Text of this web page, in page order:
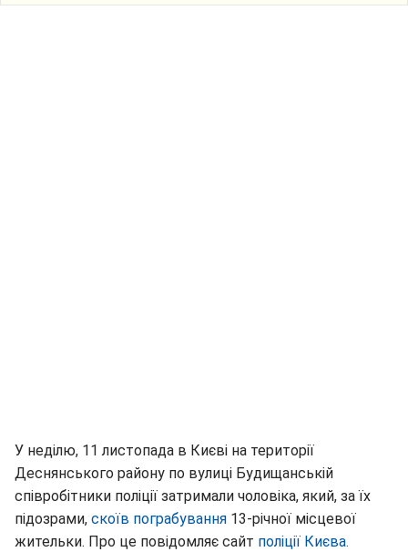
У неділю, 11 листопада в Києві на території
Деснянського району по вулиці Будищанській
співробітники поліції затримали чоловіка, який, за їх
підозрами, скоїв пограбування 13-річної місцевої
жительки. Про це повідомляє сайт поліції Києва.